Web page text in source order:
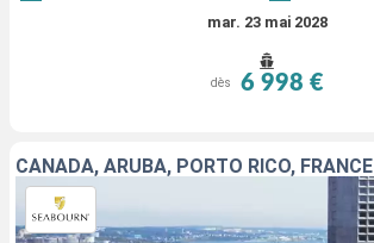
mar. 23 mai 2028
dès 6 998 €
CANADA, ARUBA, PORTO RICO, FRANCE